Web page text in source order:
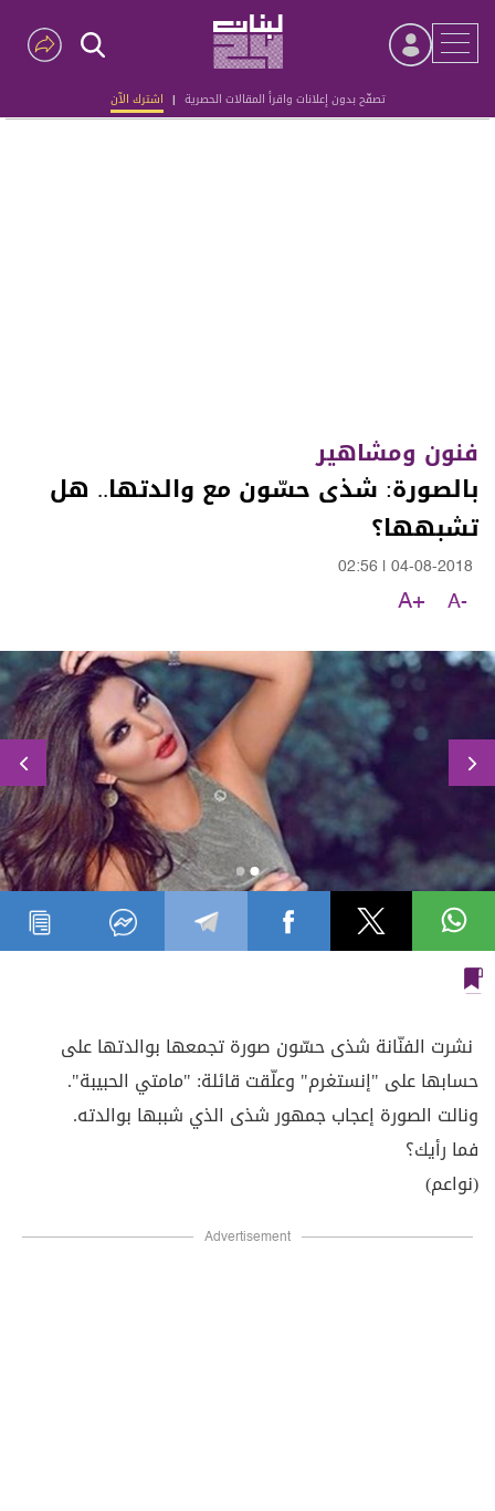
تصفّح بدون إعلانات واقرأ المقالات الحصرية | اشترك الآن
Advertisement
فنون ومشاهير
بالصورة: شذى حسّون مع والدتها.. هل
تشبهها؟
04-08-2018
02:56
A-
A+
نشرت الفنّانة شذى حسّون صورة تجمعها بوالدتها على
حسابها على "إنستغرم" وعلّقت قائلة: "مامتي الحبيبة".
ونالت الصورة إعجاب جمهور شذى الذي شببها بوالدته.
فما رأيك؟
(نواعم)
Advertisement